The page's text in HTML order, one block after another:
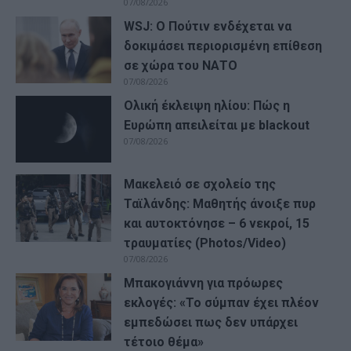
WSJ: Ο Πούτιν ενδέχεται να
δοκιμάσει περιορισμένη επίθεση
σε χώρα του ΝΑΤΟ
07/08/2026
Ολική έκλειψη ηλίου: Πώς η
Ευρώπη απειλείται με blackout
07/08/2026
Μακελειό σε σχολείο της
Ταϊλάνδης: Μαθητής άνοιξε πυρ
και αυτοκτόνησε – 6 νεκροί, 15
τραυματίες (Photos/Video)
07/08/2026
Μπακογιάννη για πρόωρες
εκλογές: «Το σύμπαν έχει πλέον
εμπεδώσει πως δεν υπάρχει
τέτοιο θέμα»